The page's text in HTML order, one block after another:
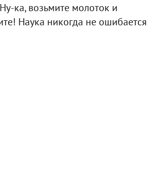
ка, возьмите молоток и
Наука никогда не ошибается